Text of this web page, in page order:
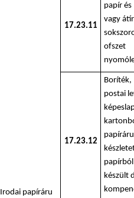
Irodai papíráru
17.23.11
papír
vagy
ofszet
17.23.12
Boríték,
postai
készült